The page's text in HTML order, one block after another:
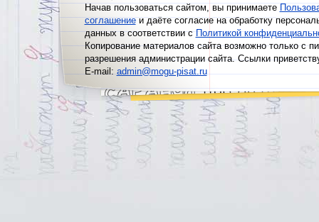
Начав пользоваться сайтом, вы принимаете
соглашениеи даёте согласие на обработку
данных в соответствии сПолитикой
Копирование материалов сайта возможно только с
разрешения администрации сайта. Ссылки
E-mail:admin@mogu-pisat.ru